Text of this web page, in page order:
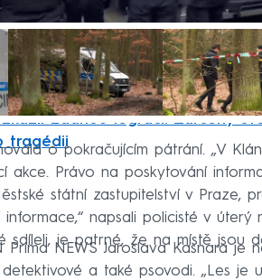
žádnou legraci. Zdrcený
tragédii
o pokračujícím pátrání. „V
akce. Právo na poskytování
státní zastupitelství v Praze,
napsali policisté v úterý
sdíleli, je patrné, že na místě jsou
NEWS Jaroslava Kasnara je
a také psovodi. „Les je